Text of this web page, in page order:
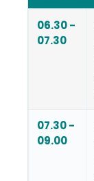
06.30 -
07.30
07.30 -
09.00